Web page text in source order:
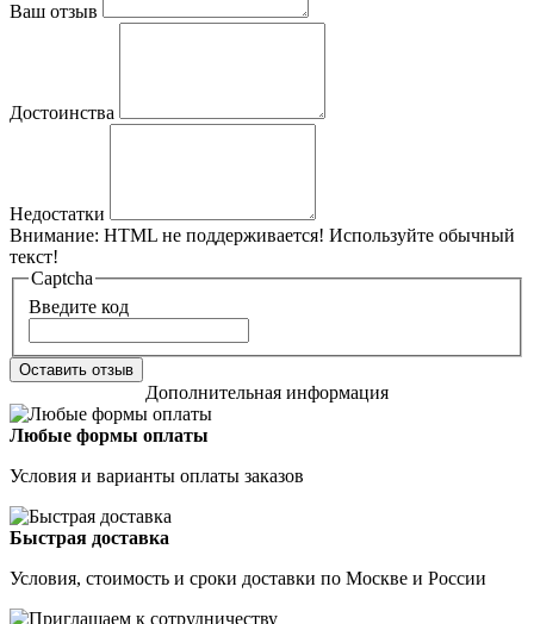
Ваш отзыв
Достоинства
Недостатки
Внимание: HTML не поддерживается! Используйте обычный
текст!
Captcha
Введите код
Оставить отзыв
Дополнительная информация
Любые формы оплаты
Условия и варианты оплаты заказов
Быстрая доставка
Условия, стоимость и сроки доставки по Москве и России